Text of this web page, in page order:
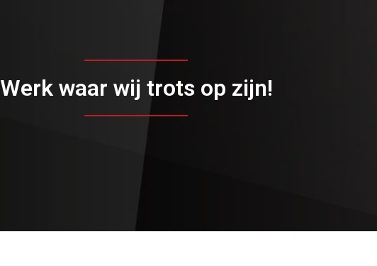
Werk waar wij trots op zijn!